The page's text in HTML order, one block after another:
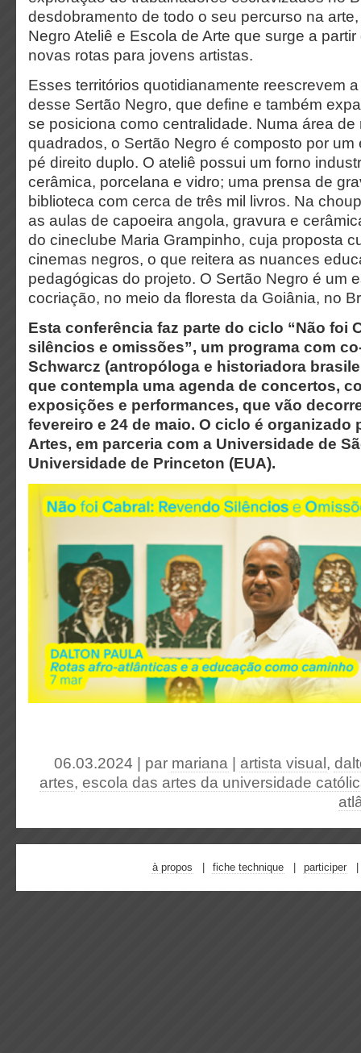
desdobramento de todo o seu percurso na
Negro Ateliê e Escola de Arte que surge a
novas rotas para jovens artistas.
Esses territórios quotidianamente reescrevem
desse Sertão Negro, que define e também
se posiciona como centralidade. Numa área de
quadrados, o Sertão Negro é composto por um
pé direito duplo. O ateliê possui um forno
cerâmica, porcelana e vidro; uma prensa de
biblioteca com cerca de três mil livros. Na
as aulas de capoeira angola, gravura e
do cineclube Maria Grampinho, cuja proposta
cinemas negros, o que reitera as nuances
pedagógicas do projeto. O Sertão Negro é um
cocriação, no meio da floresta da Goiânia, no
Esta conferência faz parte do ciclo “Não foi
silêncios e omissões”, um programa com
Schwarcz (antropóloga e historiadora
que contempla uma agenda de concertos,
exposições e performances, que vão
fevereiro e 24 de maio. O ciclo é organizado
Artes, em parceria com a Universidade de
Universidade de Princeton (EUA).
06.03.2024 | par mariana artista visual ,
artes, escola das artes da universidade
à propos fiche technique participer